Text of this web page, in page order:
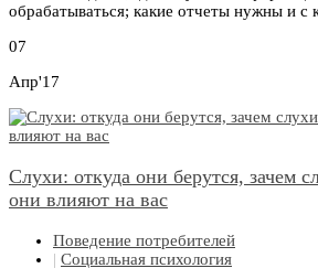
обрабатываться; какие отчеты нужны и с
07
Апр'17
Слухи: откуда они берутся, зачем
они влияют на вас
Поведение потребителей
| Социальная психология